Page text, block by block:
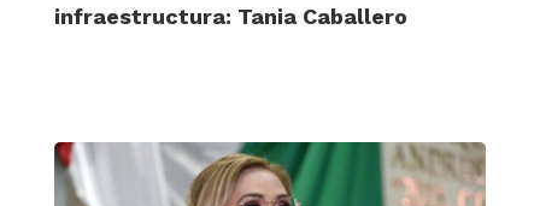
infraestructura: Tania Caballero